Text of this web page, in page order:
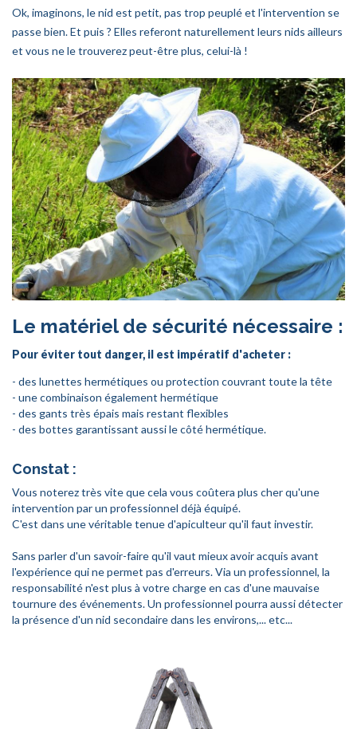
Ok, imaginons, le nid est petit, pas trop peuplé et l'intervention se
passe bien. Et puis ? Elles referont naturellement leurs nids ailleurs
et vous ne le trouverez peut-être plus, celui-là !
Le matériel de sécurité nécessaire :
Pour éviter tout danger, il est impératif d'acheter :
- des lunettes hermétiques ou protection couvrant toute la tête
- une combinaison également hermétique
- des gants très épais mais restant flexibles
- des bottes garantissant aussi le côté hermétique.
Constat :
Vous noterez très vite que cela vous coûtera plus cher qu'une
intervention par un professionnel déjà équipé.
C'est dans une véritable tenue d'apiculteur qu'il faut investir.
Sans parler d'un savoir-faire qu'il vaut mieux avoir acquis avant
l'expérience qui ne permet pas d'erreurs. Via un professionnel, la
responsabilité n'est plus à votre charge en cas d'une mauvaise
tournure des événements. Un professionnel pourra aussi détecter
la présence d'un nid secondaire dans les environs,... etc...